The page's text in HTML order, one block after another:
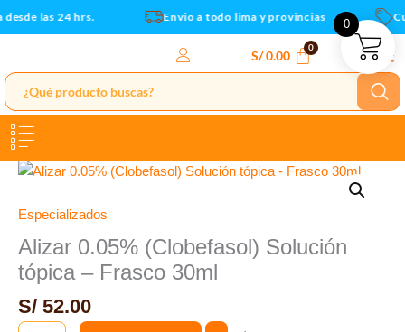
al
las 24 hrs. Envio a todo lima y provincias
S/0.00
Especializados
Alizar 0.05% (Clobefasol) Solución
tópica – Frasco 30ml
S/ 52.00
Alizar
(Clobefasol)
tópica
-
Frasco
30ml
0
Frasco
cantidad